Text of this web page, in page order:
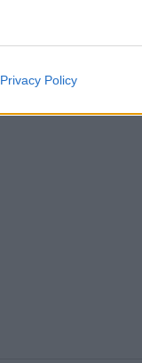
Privacy Policy